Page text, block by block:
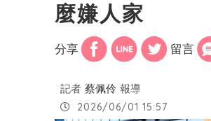
麼嫌人家
分享 留言
記者 蔡佩伶 報導
2026/06/01 15:57